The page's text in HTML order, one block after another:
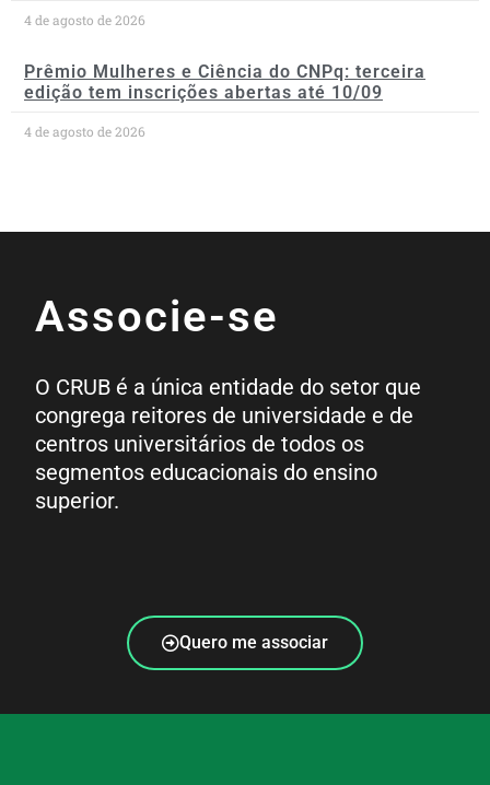
4 de agosto de 2026
Prêmio Mulheres e Ciência do CNPq: terceira
edição tem inscrições abertas até 10/09
4 de agosto de 2026
Associe-se
O CRUB é a única entidade do setor que
congrega reitores de universidade e de
centros universitários de todos os
segmentos educacionais do ensino
superior.
Quero me associar